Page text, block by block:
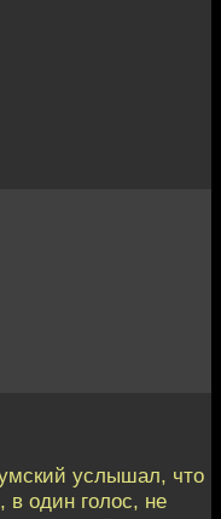
услышал, что
в один голос, не